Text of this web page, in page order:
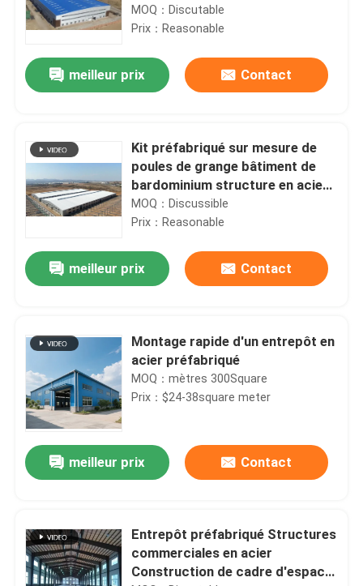
Maison
Bâtiment en acier avec structure
en acier léger pour entrepôt
MOQ：Discutable
Prix：Reasonable
meilleur prix Contact
Kit préfabriqué sur mesure de
poules de grange bâtiment de
bardominium structure en acier
entrepôt ferme hangar atelier
préfabriqué bâtiment métallique
MOQ：Discussible
Prix：Reasonable
meilleur prix Contact
Montage rapide d'un entrepôt en
acier préfabriqué
MOQ：mètres 300Square
Prix：$24-38square meter
meilleur prix Contact
Entrepôt préfabriqué Structures
commerciales en acier
Construction de cadre d'espace